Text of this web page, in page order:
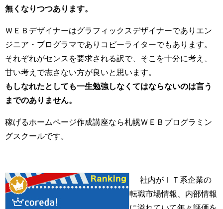
無くなりつつあります。
ＷＥＢデザイナーはグラフィックスデザイナーでありエン
ジニア・プログラマでありコピーライターでもあります。
それぞれがセンスを要求される訳で、そこを十分に考え、
甘い考えで志さない方が良いと思います。
もしなれたとしても一生勉強しなくてはならないのは言う
までのありません。
稼げるホームページ作成講座なら札幌ＷＥＢプログラミン
グスクールです。
社内がＩＴ系企業の
転職市場情報、内部情報